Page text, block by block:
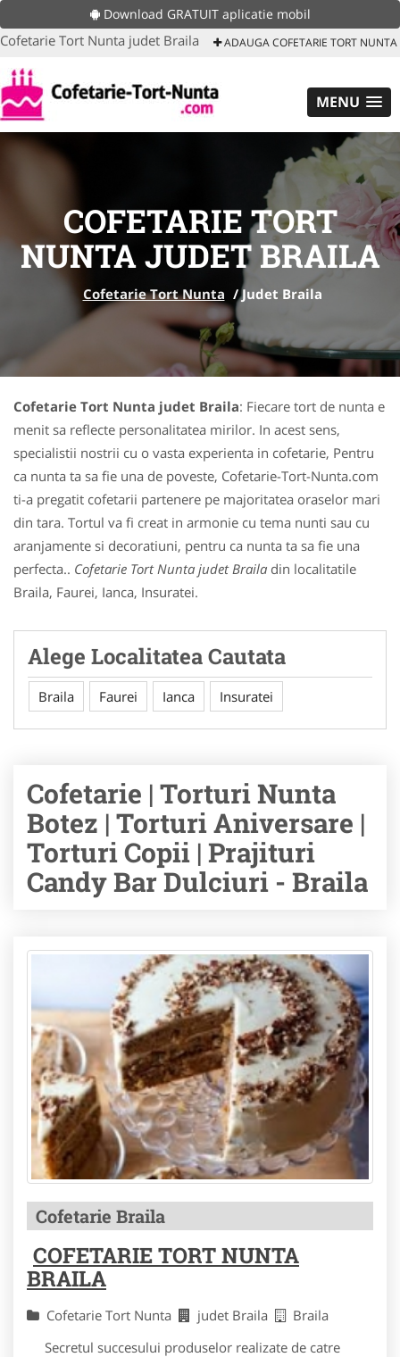
Download GRATUIT aplicatie mobil
Cofetarie Tort Nunta judet Braila ADAUGA COFETARIE TORT NUNTA
MENU
COFETARIE TORT
NUNTA JUDET BRAILA
Cofetarie Tort Nunta /Judet Braila
Cofetarie Tort Nunta judet Braila: Fiecare tort de nunta e
menit sa reflecte personalitatea mirilor. In acest sens,
specialistii nostrii cu o vasta experienta in cofetarie, Pentru
ca nunta ta sa fie una de poveste, Cofetarie-Tort-Nunta.com
ti-a pregatit cofetarii partenere pe majoritatea oraselor mari
din tara. Tortul va fi creat in armonie cu tema nunti sau cu
aranjamente si decoratiuni, pentru ca nunta ta sa fie una
perfecta.. Cofetarie Tort Nunta judet Braila din localitatile
Braila, Faurei, Ianca, Insuratei.
Alege Localitatea Cautata
Braila Faurei Ianca Insuratei
Cofetarie | Torturi Nunta
Botez | Torturi Aniversare |
Torturi Copii | Prajituri
Candy Bar Dulciuri - Braila
Cofetarie Braila
COFETARIE TORT NUNTA
BRAILA
Cofetarie Tort Nunta judet Braila
Braila
Secretul succesului produselor realizate de catre